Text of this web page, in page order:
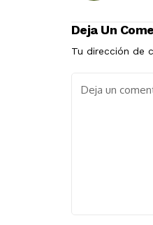
Deja Un
Tu dirección de